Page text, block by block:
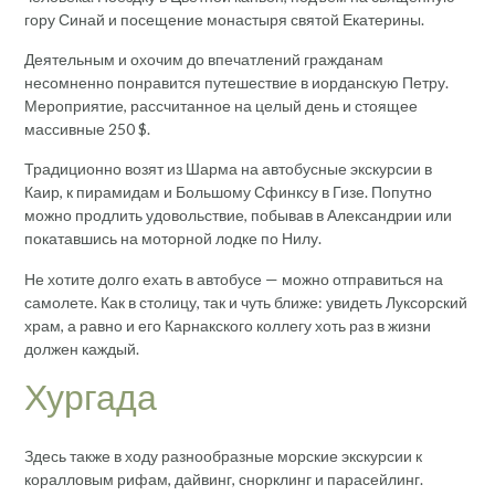
гору Синай и посещение монастыря святой Екатерины.
Деятельным и охочим до впечатлений гражданам
несомненно понравится путешествие в иорданскую Петру.
Мероприятие, рассчитанное на целый день и стоящее
массивные 250 $.
Традиционно возят из Шарма на автобусные экскурсии в
Каир, к пирамидам и Большому Сфинксу в Гизе. Попутно
можно продлить удовольствие, побывав в Александрии или
покатавшись на моторной лодке по Нилу.
Не хотите долго ехать в автобусе — можно отправиться на
самолете. Как в столицу, так и чуть ближе: увидеть Луксорский
храм, а равно и его Карнакского коллегу хоть раз в жизни
должен каждый.
Хургада
Здесь также в ходу разнообразные морские экскурсии к
коралловым рифам, дайвинг, снорклинг и парасейлинг.